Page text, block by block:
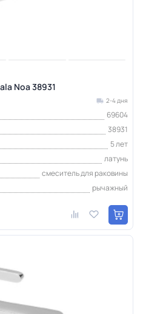
Noa 38931
2-4 дня
69604
38931
5 лет
латунь
смеситель для раковины
рычажный